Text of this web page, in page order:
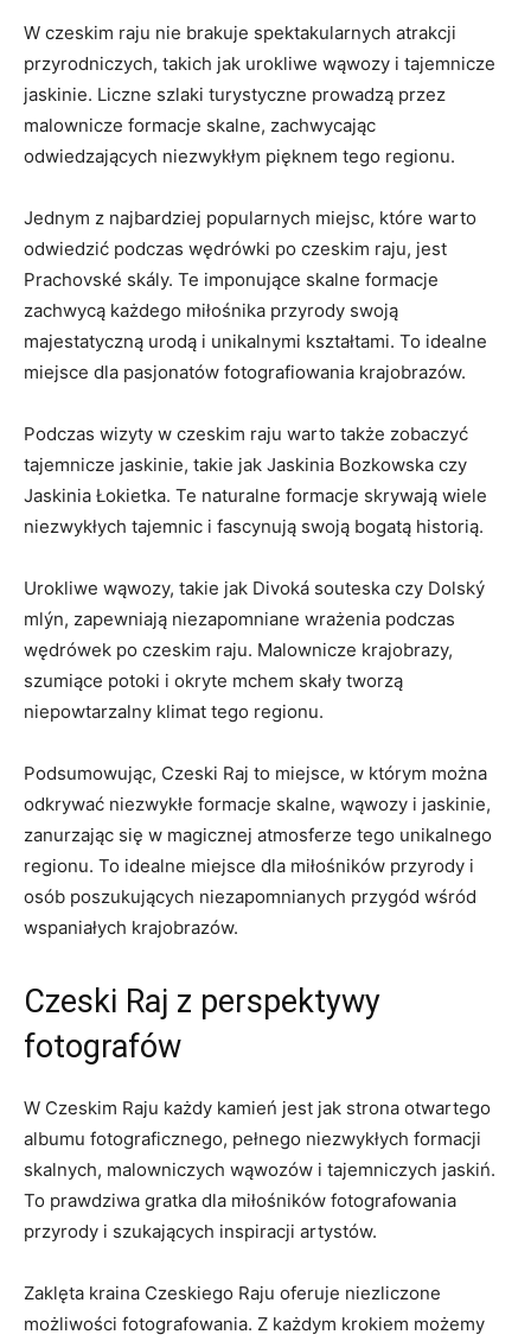
W czeskim ⁢raju nie brakuje spektakularnych atrakcji
przyrodniczych, takich jak urokliwe wąwozy i⁢ tajemnicze
jaskinie. Liczne szlaki ⁤turystyczne prowadzą przez
malownicze⁤ formacje ‍skalne, zachwycając​
odwiedzających niezwykłym pięknem ⁢tego ​regionu.
Jednym z najbardziej popularnych miejsc, które warto
odwiedzić podczas wędrówki po ⁣czeskim raju,‌ jest
Prachovské skály. Te imponujące skalne formacje
zachwycą każdego miłośnika przyrody⁤ swoją
majestatyczną urodą i unikalnymi ⁢kształtami. To‌ idealne
miejsce ⁢dla pasjonatów fotografiowania krajobrazów.
Podczas wizyty w ‌czeskim raju warto także zobaczyć
tajemnicze ‍jaskinie, takie jak‍ Jaskinia Bozkowska czy
Jaskinia ⁣Łokietka.‍ Te naturalne formacje ‌skrywają ‌wiele
niezwykłych‌ tajemnic i fascynują swoją bogatą historią.
Urokliwe ⁣wąwozy, takie jak Divoká souteska‍ czy Dolský
mlýn, zapewniają niezapomniane‍ wrażenia ⁣podczas
⁣wędrówek​ po czeskim⁤ raju. Malownicze krajobrazy,
szumiące potoki⁣ i okryte mchem skały tworzą
niepowtarzalny klimat tego regionu.
Podsumowując, Czeski ‍Raj⁢ to ⁣miejsce, w​ którym można
odkrywać niezwykłe formacje‌ skalne,⁣ wąwozy i jaskinie,
zanurzając się ⁢w magicznej atmosferze tego unikalnego
‌regionu.‌ To idealne⁣ miejsce⁣ dla miłośników przyrody i​
osób poszukujących niezapomnianych przygód wśród⁣
wspaniałych krajobrazów.
Czeski Raj z‍ perspektywy
fotografów
W Czeskim‌ Raju każdy ‍kamień jest jak strona otwartego‍
albumu fotograficznego, pełnego niezwykłych formacji
skalnych, malowniczych⁤ wąwozów i ⁣tajemniczych jaskiń.
To ⁤prawdziwa gratka dla ​miłośników fotografowania
przyrody ‍i szukających inspiracji artystów.
Zaklęta kraina Czeskiego Raju oferuje‍ niezliczone
⁣możliwości⁣ fotografowania. Z każdym krokiem możemy